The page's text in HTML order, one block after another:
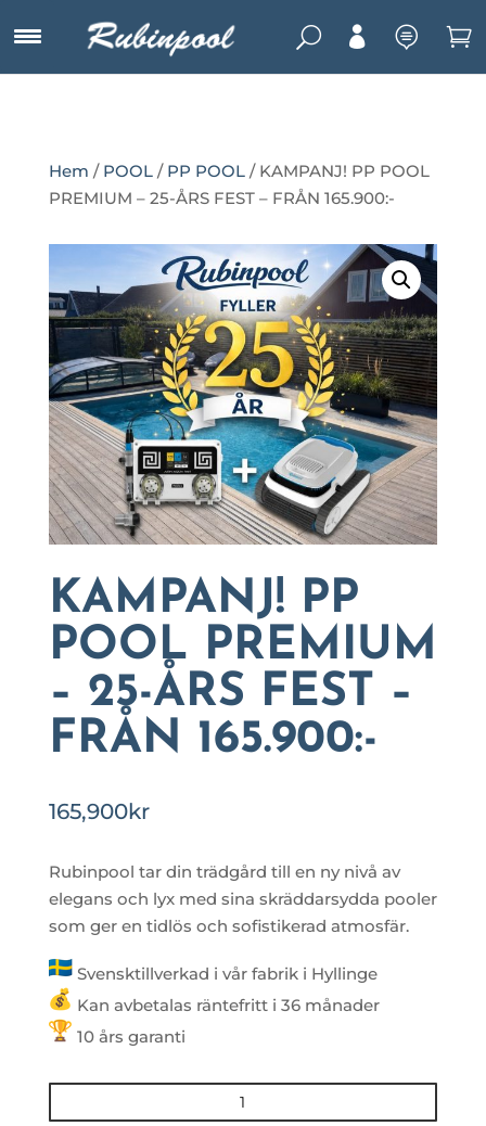
U   
Hem / POOL/ PP POOL/ KAMPANJ! PP POOL
PREMIUM – 25-ÅRS FEST – FRÅN 165.900:-
KAMPANJ! PP
POOL PREMIUM
– 25-ÅRS FEST –
FRÅN 165.900:-
165,900kr
Rubinpool tar din trädgård till en ny nivå av
elegans och lyx med sina skräddarsydda pooler
som ger en tidlös och sofistikerad atmosfär.
Svensktillverkad i vår fabrik i Hyllinge
Kan avbetalas räntefritt i 36 månader
10 års garanti
PP